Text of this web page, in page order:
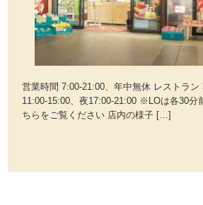
営業時間 7:00-21:00、年中無休 レストラン
11:00-15:00、夜17:00-21:00 ※LOは各30分
ちらをご覧ください 店内の様子 […]